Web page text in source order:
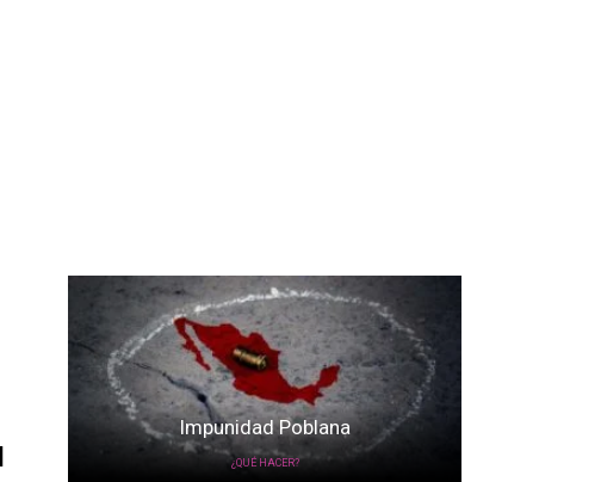
Impunidad Poblana
¿QUÉ HACER?